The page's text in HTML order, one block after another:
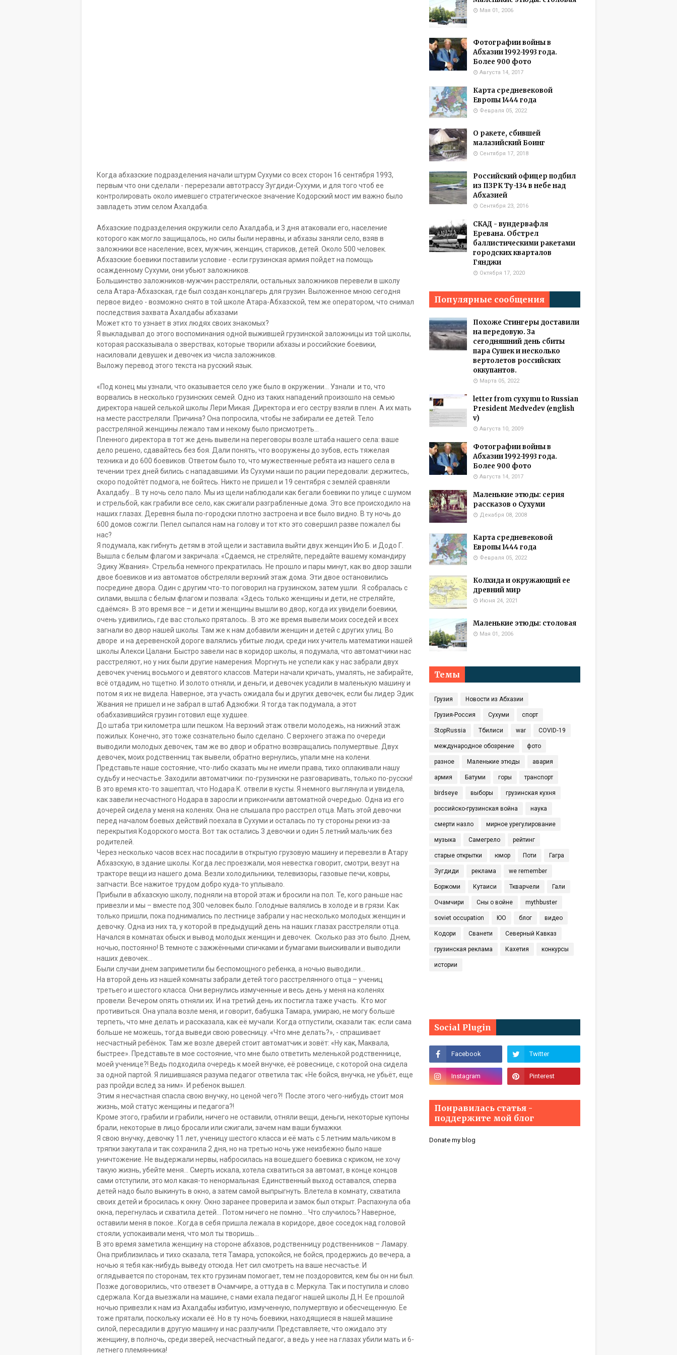
Когда абхазские подразделения начали штурм Сухуми со всех сторон 16 сентября 1993,
первым что они сделали - перерезали автотрассу Зугдиди-Сухуми, и для того чтоб ее
контролировать около имевшего стратегическое значение Кодорский мост им важно было
завладеть этим селом Ахалдаба.
Абхазские подразделения окружили село Ахалдаба, и 3 дня атаковали его, население
которого как могло защищалось, но силы были неравны, и абхазы заняли село, взяв в
заложники все население, всех, мужчин, женщин, стариков, детей. Около 500 человек.
Абхазские боевики поставили условие - если грузинская армия пойдет на помощь
осажденному Сухуми, они убьют заложников.
Большинство заложников-мужчин расстреляли, остальных заложников перевели в школу
села Атара-Абхазская, где был создан концлагерь для грузин. Выложенное мною сегодня
первое видео - возможно снято в той школе Атара-Абхазской, тем же оператором, что снимал
последствия захвата Ахалдабы абхазами
Может кто то узнает в этих людях своих знакомых?
Я выкладывал до этого воспоминания одной выжившей грузинской заложницы из той школы,
которая рассказывала о зверствах, которые творили абхазы и российские боевики,
насиловали девушек и девочек из числа заложников.
Выложу перевод этого текста на русский язык.
«Под конец мы узнали, что оказывается село уже было в окружении… Узнали и то, что
ворвались в несколько грузинских семей. Одно из таких нападений произошло на семью
директора нашей селькой школы Лери Микая. Директора и его сестру взяли в плен. А их мать
на месте расстреляли. Причина? Она попросила, чтобы не забирали ее детей. Тело
расстреляной женщины лежало там и некому было присмотреть…
Пленного директора в тот же день вывели на переговоры возле штаба нашего села: ваше
дело решено, сдавайтесь без боя. Дали понять, что вооружены до зубов, есть тяжелая
техника и до 600 боевиков. Ответом было то, что мужественные ребята из нашего села в
течении трех дней бились с нападавшими. Из Сухуми наши по рации передовали: держитесь,
скоро подойтёт подмога, не бойтесь. Никто не пришел и 19 сентября с землёй сравняли
Ахалдабу… В ту ночь село пало. Мы из щели наблюдали как бегали боевики по улице с шумом
и стрельбой, как грабили все село, как сжигали разграбленные дома. Это все происходило на
наших глазах. Деревня была по-городски плотно застроена и все было видно. В ту ночь до
600 домов сожгли. Пепел сыпался нам на голову и тот кто это совершил разве пожалел бы
нас?
Я подумала, как гибнуть детям в этой щели и заставила выйти двух женщин Ию Б. и Додо Г.
Вышла с белым флагом и закричала: «Сдаемся, не стреляйте, передайте вашему командиру
Эдику Жвания». Стрельба немного прекратилась. Не прошло и пары минут, как во двор зашли
двое боевиков и из автоматов обстреляли верхний этаж дома. Эти двое остановились
посредине двора. Один с другим что-то поговорил на грузинском, затем ушли. Я собралась с
силами, вышла с белым флагом и позвала: «Здесь только женщины и дети, не стреляйте,
сдаёмся». В это время все – и дети и женщины вышли во двор, когда их увидели боевики,
очень удивились, где вас столько пряталось.. В это же время вывели моих соседей и всех
загнали во двор нашей школы. Там же к нам добавили женщин и детей с других улиц. Во
дворе и на деревенской дороге валялись убитые люди, среди них учитель математики нашей
школы Алекси Цалани. Быстро завели нас в коридор школы, я подумала, что автоматчики нас
расстреляют, но у них были другие намерения. Моргнуть не успели как у нас забрали двух
девочек учениц восьмого и девятого классов. Матери начали кричать, умалять, не забирайте,
всё отдадим, но тщетно. И золото отняли, и деньги, и девочек усадили в маленькую машину и
потом я их не видела. Наверное, эта участь ожидала бы и других девочек, если бы лидер Эдик
Жвания не пришел и не забрал в штаб Адзюбжи. Я тогда так подумала, а этот
обабхазившийся грузин готовил еще худшее.
До штаба три километра шли пешком. На верхний этаж отвели молодежь, на нижний этаж
пожилых. Конечно, это тоже сознательно было сделано. С верхнего этажа по очереди
выводили молодых девочек, там же во двор и обратно возвращались полумертвые. Двух
девочек, моих родственниц так вывели, обратно вернулись, упали мне на колени.
Представьте наше состояние, что-либо сказать мы не имели права, тихо оплакивали нашу
судьбу и несчастье. Заходили автоматчики: по-грузински не разговаривать, только по-русски!
В это время кто-то зашептал, что Нодара К. отвели в кусты. Я немного выглянула и увидела,
как завели несчастного Нодара в заросли и прикончили автоматной очередью. Одна из его
дочерей сидела у меня на коленях. Она не слышала про расстрел отца. Мать этой девочки
перед началом боевых действий поехала в Сухуми и осталась по ту стороны реки из-за
перекрытия Кодорского моста. Вот так остались 3 девочки и один 5 летний мальчик без
родителей.
Через несколько часов всех нас посадили в открытую грузовую машину и перевезли в Атару
Абхазскую, в здание школы. Когда лес проезжали, моя невестка говорит, смотри, везут на
тракторе вещи из нашего дома. Везли холодильники, телевизоры, газовые печи, ковры,
запчасти. Все нажитое трудом добро куда-то уплывало.
Прибыли в абхазскую школу, подняли на второй этаж и бросили на пол. Те, кого раньше нас
привезли и мы – вместе под 300 человек было. Голодные валялись в холоде и в грязи. Как
только пришли, пока поднимались по лестнице забрали у нас несколько молодых женщин и
девочку. Одна из них та, у которой в предыдущий день на наших глазах расстреляли отца.
Начался в комнатах обыск и вывод молодых женщин и девочек. Сколько раз это было. Днем,
ночью, постоянно! В темноте с зажжёнными спичками и бумагами выискивали и выводили
наших девочек…
Были случаи днем заприметили бы беспомощного ребенка, а ночью выводили…
На второй день из нашей комнаты забрали детей того расстрелянного отца – учениц
третьего и шестого класса. Они вернулись измученные и весь день у меня на коленях
провели. Вечером опять отняли их. И на третий день их постигла таже участь. Кто мог
противиться. Она упала возле меня, и говорит, бабушка Тамара, умираю, не могу больше
терпеть, что мне делать и рассказала, как её мучали. Когда отпустили, сказали так: если сама
больше не можешь, тогда выведи свою ровесницу. «Что мне делать?», - спрашивает
несчастный ребёнок. Там же возле дверей стоит автоматчик и зовёт: «Ну как, Маквала,
быстрее». Представьте в мое состояние, что мне было ответить меленькой родственнице,
моей ученице?! Ведь подходила очередь к моей внучке, её ровеснице, с которой она сидела
за одной партой. Я лишившаяся разума педагог ответила так: «Не бойся, внучка, не убьёт, еще
раз пройди вслед за ним». И ребенок вышел.
Этим я несчастная спасла свою внучку, но ценой чего?! После этого чего-нибудь стоит моя
жизнь, мой статус женщины и педагога?!
Кроме этого, грабили и грабили, ничего не оставили, отняли вещи, деньги, некоторые купоны
брали, некоторые в лицо бросали или сжигали, зачем нам ваши бумажки.
Я свою внучку, девочку 11 лет, ученицу шестого класса и её мать с 5 летним мальчиком в
тряпки закутала и так сохранила 2 дня, но на третью ночь уже неизбежно было наше
уничтожение. Не выдержали нервы, набросилась на вошедшего боевика с криком, не хочу
такую жизнь, убейте меня… Смерть искала, хотела схватиться за автомат, в конце концов
сами отступили, это мол какая-то ненормальная. Единственный выход оставался, сперва
детей надо было выкинуть в окно, а затем самой выпрыгнуть. Влетела в комнату, схватила
своих детей и бросилась к окну. Окно заранее проверила и замок был открыт. Распахнула оба
окна, перегнулась и схватила детей… Потом ничего не помню… Что случилось? Наверное,
оставили меня в покое…Когда в себя пришла лежала в коридоре, двое соседок над головой
стояли, успокаивали меня, что мол ты творишь…
В это время заметила женщину на стороне абхазов, родственницу родственников – Ламару.
Она приблизилась и тихо сказала, тетя Тамара, успокойся, не бойся, продержись до вечера, а
ночью я тебя как-нибудь выведу отсюда. Нет сил смотреть на ваше несчастье. И
оглядывается по сторонам, тех кто грузинам помогает, тем не поздоровится, кем бы он ни был.
Позже договорились, что отвезет в Очамчире, а оттуда в с. Меркула. Так и поступила и слово
сдержала. Когда выезжали на машине, с нами ехала педагог нашей школы Д.Н. Ее прошлой
ночью привезли к нам из Ахалдабы избитую, измученную, полумертвую и обесчещенную. Ее
тоже прятали, поскольку искали её. Но в ту ночь боевики, находящиеся в нашей машине
силой, пересадили в другую машину и нас разлучили. Представляете, что ожидало эту
женщину, в полночь, среди зверей, несчастный педагог, а ведь у нее на глазах убили мать и 6-
летнего племянника!
Мая 01, 2006
Фотографии войны в
Абхазии 1992-1993 года.
Более 900 фото
Августа 14, 2017
Карта средневековой
Европы 1444 года
Февраля 05, 2022
О ракете, сбившей
малазийский Боинг
Сентября 17, 2018
Российский офицер подбил
из ПЗРК Ту-134 в небе над
Абхазией
Сентября 23, 2016
СКАД - вундервафля
Еревана. Обстрел
баллистическими ракетами
городских кварталов
Гянджи
Октября 17, 2020
Популярные сообщения
Похоже Стингеры доставили
на передовую. За
сегодняшний день сбиты
пара Сушек и несколько
вертолетов российских
оккупантов.
Марта 05, 2022
letter from cyxymu to Russian
President Medvedev (english
v)
Августа 10, 2009
Фотографии войны в
Абхазии 1992-1993 года.
Более 900 фото
Августа 14, 2017
Маленькие этюды: серия
рассказов о Сухуми
Декабря 08, 2008
Карта средневековой
Европы 1444 года
Февраля 05, 2022
Колхида и окружающий ее
древний мир
Июня 24, 2021
Маленькие этюды: столовая
Мая 01, 2006
Темы
Грузия Новости из Абхазии
Грузия-Россия Сухуми спорт
StopRussia Тбилиси war COVID‑19
международное обозрение фото
разное Маленькие этюды авария
армия Батуми горы транспорт
birdseye выборы грузинская кухня
российско-грузинская война наука
смерти назло мирное урегулирование
музыка Самегрело рейтинг
старые открытки юмор Поти Гагра
Зугдиди реклама we remember
Боржоми Кутаиси Ткварчели Гали
Очамчири Сны о войне mythbuster
soviet occupation ЮО блог видео
Кодори Сванети Северный Кавказ
грузинская реклама Кахетия конкурсы
истории
Social Plugin
Понравилась статья -
поддержите мой блог
Donate my blog